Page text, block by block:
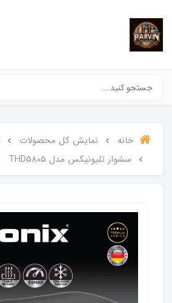
خانه نمایش کل محصولات
سشوار تلیونیکس مدل THD5805